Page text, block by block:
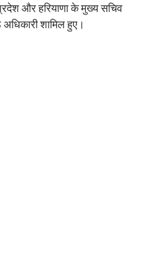
और हरियाणा के मुख्य सचिव
शामिल हुए।